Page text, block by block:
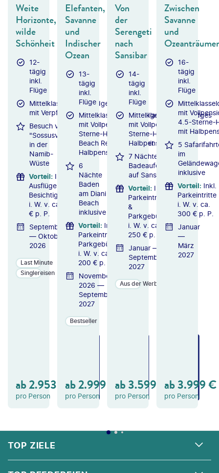
Weite
Horizonte,
wilde
Schönheit
12-
tägig
inkl.
Flüge
Mittelklassehotels/Lodges
mit Verpflegung
Besuch von
"Sossusvlei"
in der
Namib-
Wüste
Vorteil: Inkl.
Ausflüge &
Besichtigungen
i. W. v. ca. 200
€ p. P.
September
— Oktober
2026
Last Minute
Singlereisen
ab2.953 €
pro Person
B
OT
Elefanten,
Savanne
und
Indischer
Ozean
13-
tägig
inkl.
Flüge
Mittelklassehotels/Lodges
mit Vollpension / 4.5-
Sterne-Hotel Leopard
Beach Resort & SPA mit
Halbpension
6
Nächte
Baden
am Diani
Beach
inklusive
Vorteil: Inkl.
Parkeintritte &
Parkgebühren
i. W. v. ca.
200 € p. P.
November
2026 —
September
2027
Bestseller
ab2.999 €
pro Person
B
OT
Von
der
Serengeti
nach
Sansibar
14-
tägig
inkl.
Flüge
Mittelklassehotels/Lodges
mit Vollpension / 4-
Sterne-Hotel mit
Halbpension
7 Nächte
Badeaufenthalt
auf Sansibar
Vorteil: Inkl.
Parkeintritten
&
Parkgebühren
i. W. v. ca.
250 € p. P.
Januar —
September
2027
Aus der Werbung
ab3.599 €
pro Person
B
OT
Zwischen
Savanne
und
16-
tägig
inkl.
Flüge
mit
4.5-Sterne-
mit
5
im
inklusive
Vorteil: Inkl.
Parkeintritte
i. W. v. ca.
300 € p. P.
Januar
—
März
2027
ab3.999€
pro Person
TOP ZIELE